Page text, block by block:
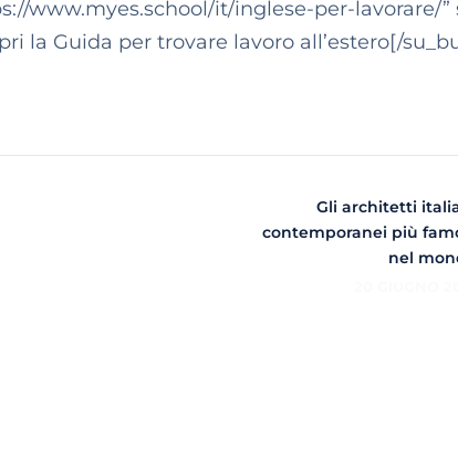
www.myes.school/it/inglese-per-lavorare/”
la Guida per trovare lavoro all’estero[/
Gli architetti
contemporanei più
nel